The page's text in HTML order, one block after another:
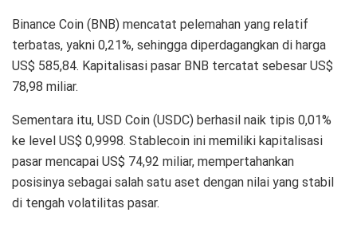
Binance Coin (BNB) mencatat pelemahan yang relatif
terbatas, yakni 0,21%, sehingga diperdagangkan di harga
US$ 585,84. Kapitalisasi pasar BNB tercatat sebesar US$
78,98 miliar.
Sementara itu, USD Coin (USDC) berhasil naik tipis 0,01%
ke level US$ 0,9998. Stablecoin ini memiliki kapitalisasi
pasar mencapai US$ 74,92 miliar, mempertahankan
posisinya sebagai salah satu aset dengan nilai yang stabil
di tengah volatilitas pasar.